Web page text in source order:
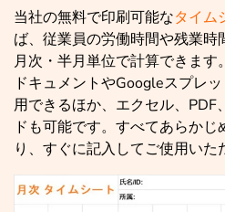
当社の無料で印刷可能なタイム
ば、従業員の労働時間や残業時
月次・半月単位で計算できま
ドキュメントやGoogleスプレ
用できるほか、エクセル、PDF
ドも可能です。すべてあらか
り、すぐに記入してご使用いた